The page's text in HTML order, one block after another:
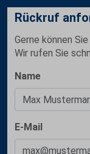
Rückruf
Gerne können
Wir rufen Sie
Name
E-Mail